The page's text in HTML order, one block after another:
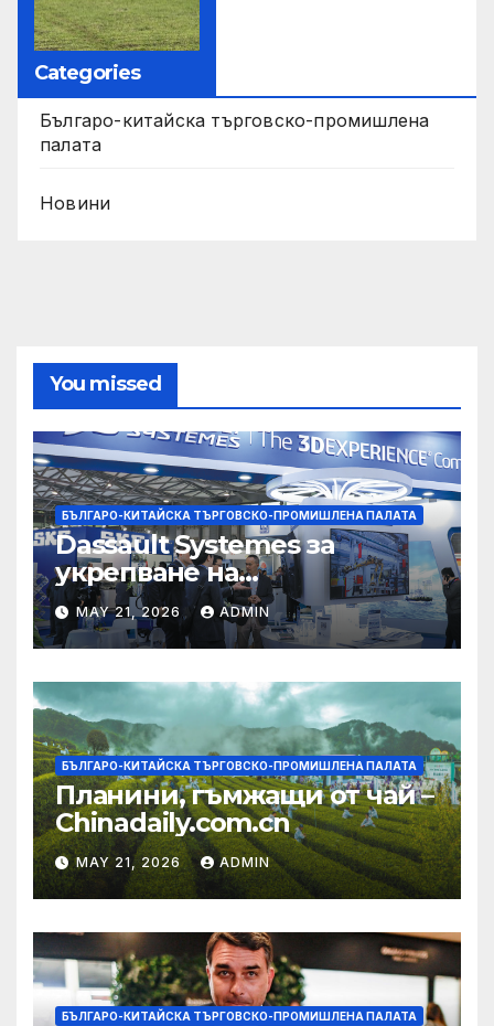
Categories
Българо-китайска търговско-промишлена
палата
Новини
You missed
БЪЛГАРО-КИТАЙСКА ТЪРГОВСКО-ПРОМИШЛЕНА ПАЛАТА
Dassault Systemes за
укрепване на
изграждането на AI
екосистема в Китай
MAY 21, 2026 ADMIN
БЪЛГАРО-КИТАЙСКА ТЪРГОВСКО-ПРОМИШЛЕНА ПАЛАТА
Планини, гъмжащи от чай –
Chinadaily.com.cn
MAY 21, 2026 ADMIN
БЪЛГАРО-КИТАЙСКА ТЪРГОВСКО-ПРОМИШЛЕНА ПАЛАТА